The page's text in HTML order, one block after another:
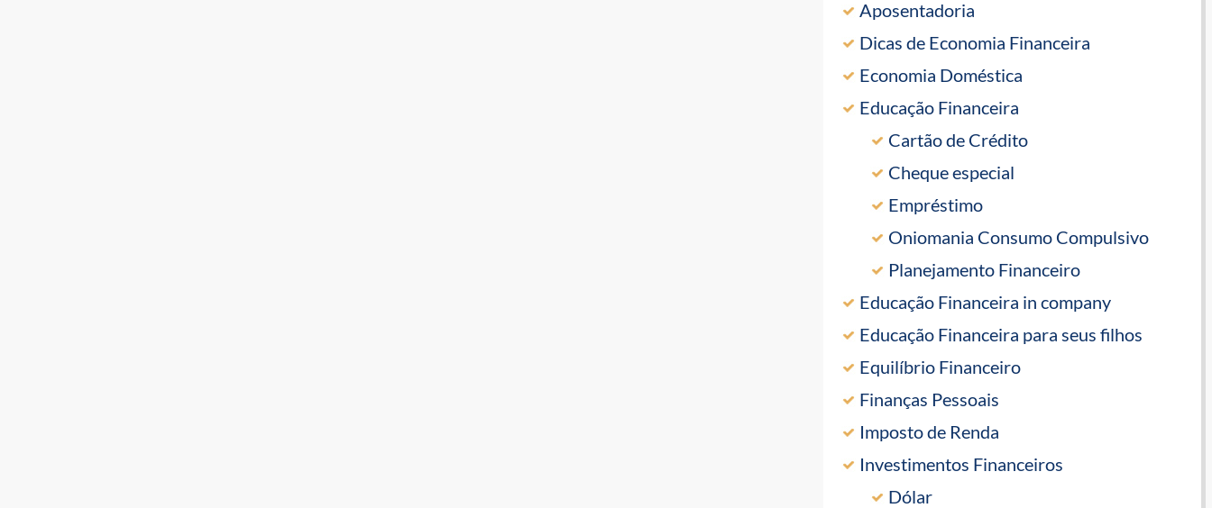
Aposentadoria
Dicas de Economia Financeira
Economia Doméstica
Educação Financeira
Cartão de Crédito
Cheque especial
Empréstimo
Oniomania Consumo Compulsivo
Planejamento Financeiro
Educação Financeira in company
Educação Financeira para seus filhos
Equilíbrio Financeiro
Finanças Pessoais
Imposto de Renda
Investimentos Financeiros
Dólar